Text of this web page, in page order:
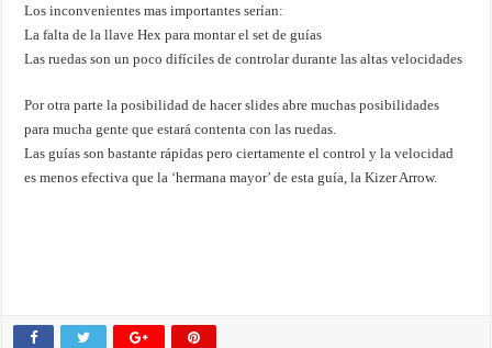
Los inconvenientes mas importantes serían:
La falta de la llave Hex para montar el set de guías
Las ruedas son un poco difíciles de controlar durante las altas velocidades
Por otra parte la posibilidad de hacer slides abre muchas posibilidades
para mucha gente que estará contenta con las ruedas.
Las guías son bastante rápidas pero ciertamente el control y la velocidad
es menos efectiva que la ‘hermana mayor’ de esta guía, la Kizer Arrow.